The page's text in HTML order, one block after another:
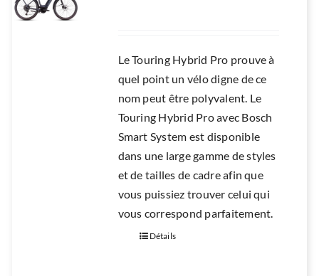
Le Touring Hybrid Pro prouve à
quel point un vélo digne de ce
nom peut être polyvalent. Le
Touring Hybrid Pro avec Bosch
Smart System est disponible
dans une large gamme de styles
et de tailles de cadre afin que
vous puissiez trouver celui qui
vous correspond parfaitement.
Détails